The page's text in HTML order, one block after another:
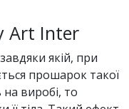
Art Inter
якій, при
прошарок такої
виробі, то